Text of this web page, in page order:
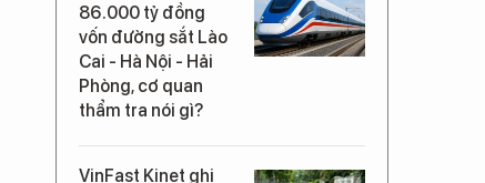
86.000 tỷ đồng
vốn đường sắt Lào
Cai - Hà Nội - Hải
Phòng, cơ quan
thẩm tra nói gì?
VinFast Kinet ghi